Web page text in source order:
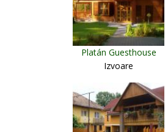
Platán Guesthouse
Izvoare